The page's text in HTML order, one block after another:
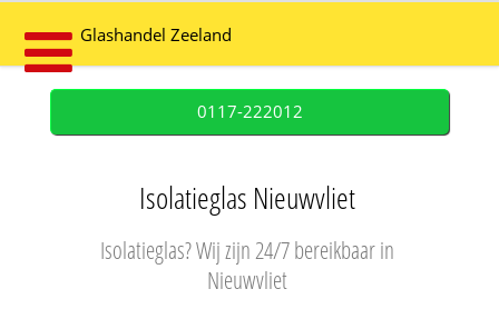
Glashandel Zeeland
0117-222012
Isolatieglas Nieuwvliet
Isolatieglas? Wij zijn 24/7 bereikbaar in
Nieuwvliet